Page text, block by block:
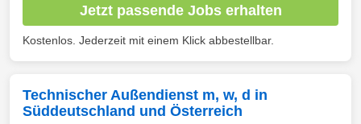
Jetzt passende Jobs erhalten
Kostenlos. Jederzeit mit einem Klick abbestellbar.
Technischer Außendienst m, w, d in
Süddeutschland und Österreich